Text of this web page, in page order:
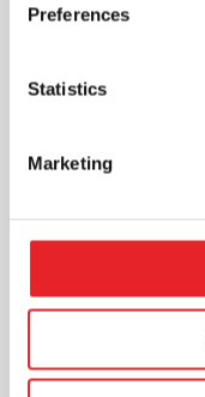
Preferences
Statistics
Marketing